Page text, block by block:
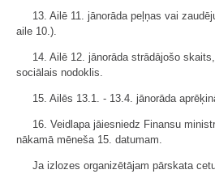
13. Ailē 11. jānorāda peļņas vai
aile 10.).
14. Ailē 12. jānorāda strādājošo
sociālais nodoklis.
15. Ailēs 13.1. - 13.4. jānorāda
16. Veidlapa jāiesniedz Finansu
nākamā mēneša 15. datumam.
Ja izlozes organizētājam pārskata